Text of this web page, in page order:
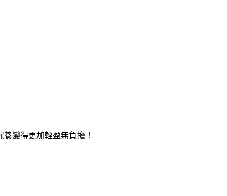
變得更加輕盈無負擔！